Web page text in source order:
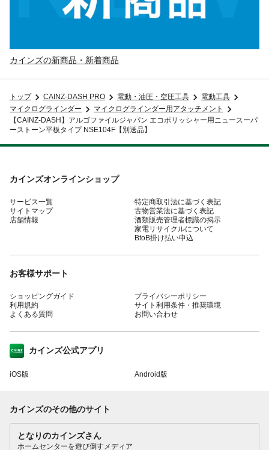
カインズの新商品・新着商品
トップ CAINZ-DASH PRO 電動・油圧・空圧工具
電動工具
マイクログラインダー
マイクログラインダー用アタッチメント
【CAINZ-DASH】アルゴファイルジャパン エコポリッシャー用ニュースーパ
ーストーン平板タイプ NSE104F【別送品】
カインズオンラインショップ
サービス一覧
サイトマップ
店舗情報
特定商取引法に基づく表記
古物営業法に基づく表記
酒類販売管理者標識の掲示
家電リサイクルについて
BtoB掛け払い申込
お客様サポート
ショッピングガイド
利用規約
よくある質問
プライバシーポリシー
サイト利用条件・推奨環境
お問い合わせ
カインズ公式アプリ
iOS版 Android版
カインズのその他のサイト
となりのカインズさん
ホームセンターを遊び倒すメディア